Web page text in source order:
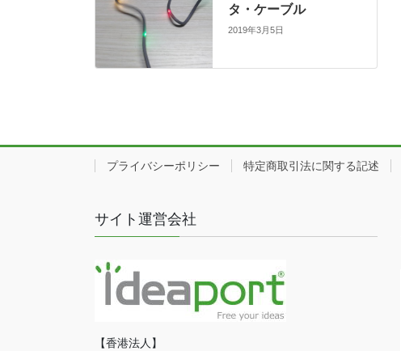
タ・ケーブル
2019年3月5日
プライバシーポリシー 特定商取引法に関する記述
サイト運営会社
【香港法人】